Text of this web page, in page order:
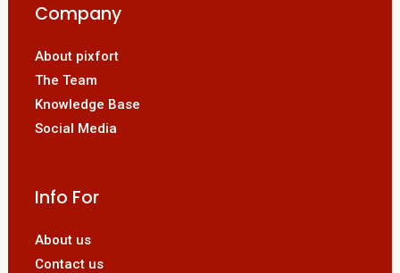
Company
About pixfort
The Team
Knowledge Base
Social Media
Info For
About us
Contact us